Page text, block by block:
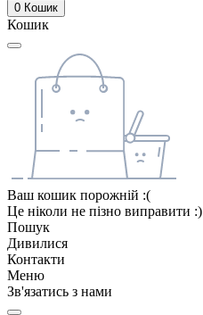
0 Кошик
Кошик
Ваш кошик порожній :(
Це ніколи не пізно виправити :)
Пошук
Дивилися
Контакти
Меню
Зв'язатись з нами